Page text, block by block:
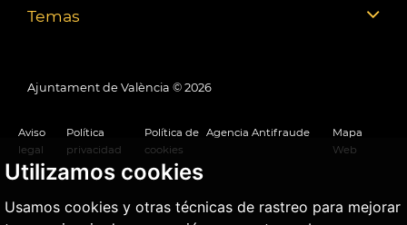
Utilizamos cookies
Usamos cookies y otras técnicas de rastreo para mejorar
Temas
Ajuntament de València © 2026
Aviso
legal
Política
privacidad
Política de
cookies
Agencia Antifraude
Mapa
Web